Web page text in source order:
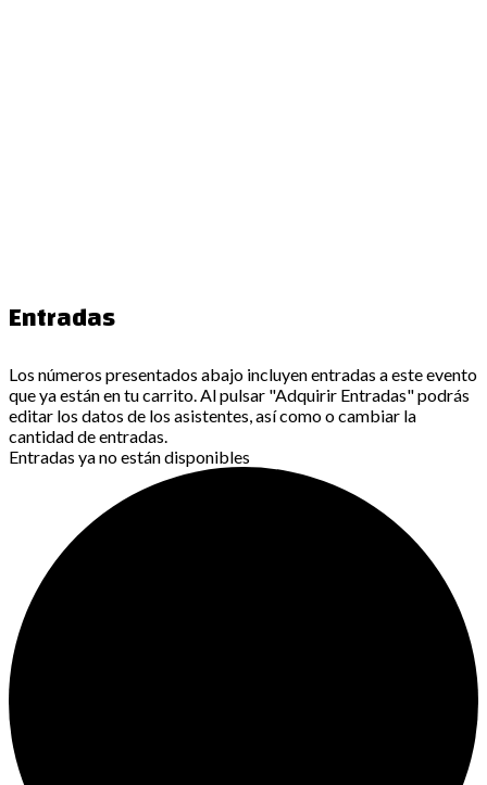
Entradas
Los números presentados abajo incluyen entradas a este evento
que ya están en tu carrito. Al pulsar "Adquirir Entradas" podrás
editar los datos de los asistentes, así como o cambiar la
cantidad de entradas.
Entradas ya no están disponibles